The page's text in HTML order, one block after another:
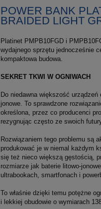
POWER BANK
BRAIDED LIGHT
Platinet PMPB10FGD i
wydajnego sprzętu jednocześnie
kompaktowa budowa.
SEKRET TKWI W OGNIWACH
Do niedawna większość
jonowe. To sprawdzone
określona, przez co producenci
rezygnując często ze swoich
Rozwiązaniem tego problemu są
produkować je w niemal każdym
się też nieco większą gęstością,
rozmiarze jak baterie litowo-
ultrabookach, smartfonach i
To właśnie dzięki temu potężne
i lekkiej obudowie o wymiarach